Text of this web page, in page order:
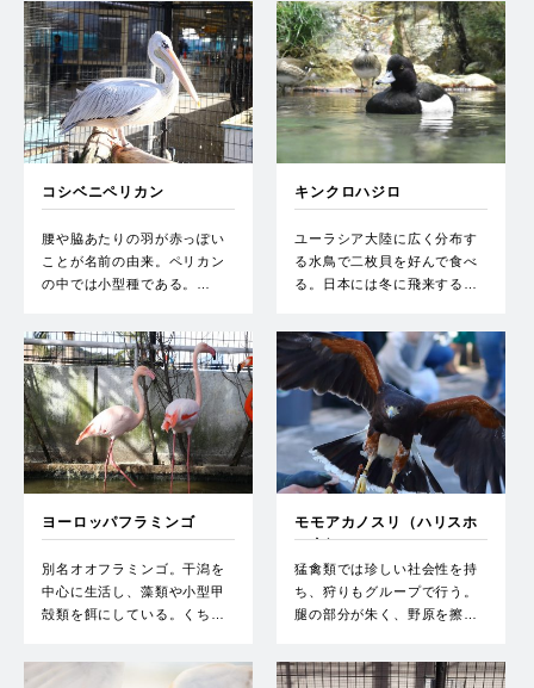
コシベニペリカン
腰や脇あたりの羽が赤っぽい
ことが名前の由来。ペリカン
の中では小型種である。…
キンクロハジロ
ユーラシア大陸に広く分布す
る水鳥で二枚貝を好んで食べ
る。日本には冬に飛来する…
ヨーロッパフラミンゴ
別名オオフラミンゴ。干潟を
中心に生活し、藻類や小型甲
殻類を餌にしている。くち…
モモアカノスリ（ハリスホ
ーク）
猛禽類では珍しい社会性を持
ち、狩りもグループで行う。
腿の部分が朱く、野原を擦…